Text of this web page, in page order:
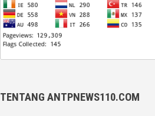
TENTANG ANTPNEWS110.COM